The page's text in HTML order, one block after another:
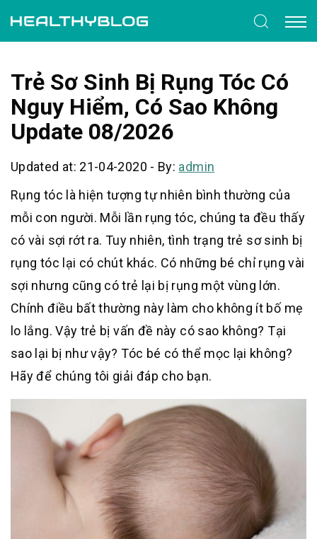
Trẻ Sơ Sinh Bị Rụng Tóc Có
Nguy Hiểm, Có Sao Không
Update 08/2026
Updated at: 21-04-2020 - By: admin
Rụng tóc là hiện tượng tự nhiên bình thường của
mỗi con người. Mỗi lần rụng tóc, chúng ta đều thấy
có vài sợi rớt ra. Tuy nhiên, tình trạng trẻ sơ sinh bị
rụng tóc lại có chút khác. Có những bé chỉ rụng vài
sợi nhưng cũng có trẻ lại bị rụng một vùng lớn.
Chính điều bất thường này làm cho không ít bố mẹ
lo lắng. Vậy trẻ bị vấn đề này có sao không? Tại
sao lại bị như vậy? Tóc bé có thể mọc lại không?
Hãy để chúng tôi giải đáp cho bạn.